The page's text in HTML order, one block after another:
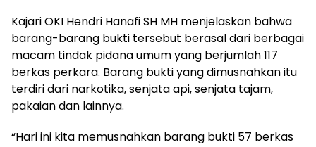
Kajari OKI Hendri Hanafi SH MH menjelaskan bahwa
barang-barang bukti tersebut berasal dari berbagai
macam tindak pidana umum yang berjumlah 117
berkas perkara. Barang bukti yang dimusnahkan itu
terdiri dari narkotika, senjata api, senjata tajam,
pakaian dan lainnya.
“Hari ini kita memusnahkan barang bukti 57 berkas